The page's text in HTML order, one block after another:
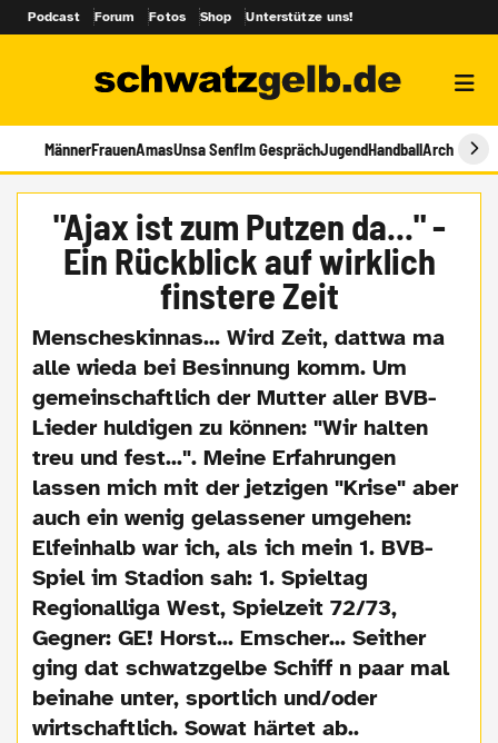
Podcast Forum Fotos Shop Unterstütze uns!
MännerFrauenAmasUnsa SenfIm GesprächJugendHandballArchiv
"Ajax ist zum Putzen da..." -
Ein Rückblick auf wirklich
finstere Zeit
Menscheskinnas... Wird Zeit, dattwa ma
alle wieda bei Besinnung komm. Um
gemeinschaftlich der Mutter aller BVB-
Lieder huldigen zu können: "Wir halten
treu und fest...". Meine Erfahrungen
lassen mich mit der jetzigen "Krise" aber
auch ein wenig gelassener umgehen:
Elfeinhalb war ich, als ich mein 1. BVB-
Spiel im Stadion sah: 1. Spieltag
Regionalliga West, Spielzeit 72/73,
Gegner: GE! Horst... Emscher... Seither
ging dat schwatzgelbe Schiff n paar mal
beinahe unter, sportlich und/oder
wirtschaftlich. Sowat härtet ab..